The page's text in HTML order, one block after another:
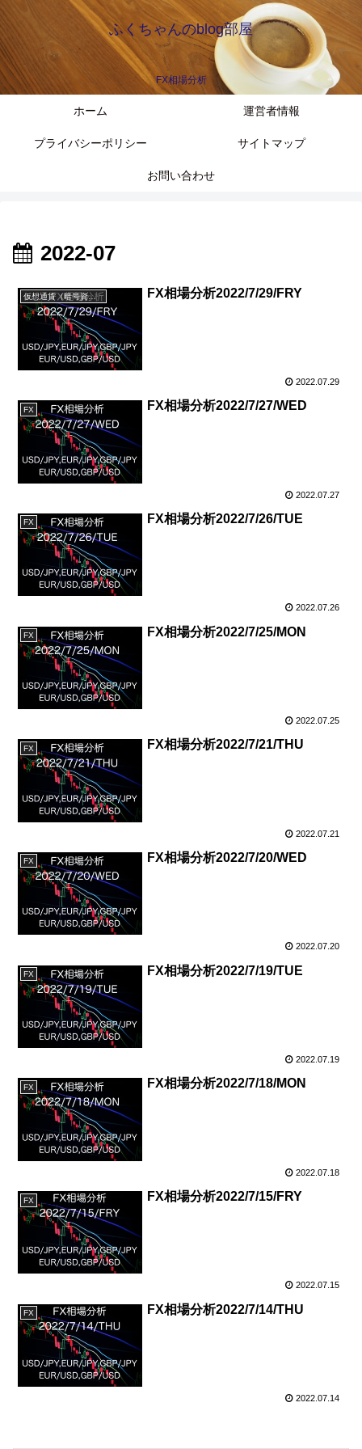
ふくちゃんのblog部屋
FX相場分析
ホーム 運営者情報
プライバシーポリシー サイトマップ
お問い合わせ
2022-07
仮想通貨（暗号資産） FX相場分析2022/7/29/FRY
2022.07.29
FX FX相場分析2022/7/27/WED
2022.07.27
FX FX相場分析2022/7/26/TUE
2022.07.26
FX FX相場分析2022/7/25/MON
2022.07.25
FX FX相場分析2022/7/21/THU
2022.07.21
FX FX相場分析2022/7/20/WED
2022.07.20
FX FX相場分析2022/7/19/TUE
2022.07.19
FX FX相場分析2022/7/18/MON
2022.07.18
FX FX相場分析2022/7/15/FRY
2022.07.15
FX FX相場分析2022/7/14/THU
2022.07.14